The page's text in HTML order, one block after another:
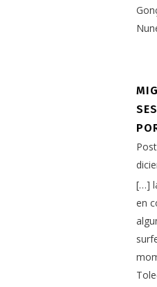
[…]
en